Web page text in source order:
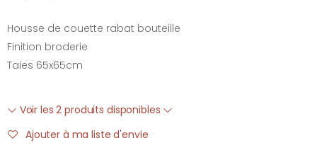
Housse de couette rabat bouteille
Finition broderie
Taies 65x65cm
Voir les 2 produits disponibles
Ajouter à ma liste d'envie